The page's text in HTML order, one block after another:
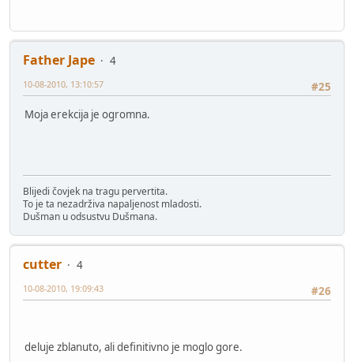
Father Jape
4
#25
10-08-2010, 13:10:57
Moja erekcija je ogromna.
Blijedi čovjek na tragu pervertita.
To je ta nezadrživa napaljenost mladosti.
Dušman u odsustvu Dušmana.
cutter
4
#26
10-08-2010, 19:09:43
deluje zblanuto, ali definitivno je moglo gore.